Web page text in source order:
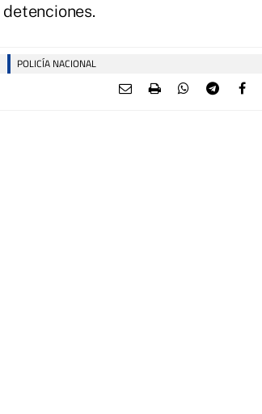
POLICÍA NACIONAL